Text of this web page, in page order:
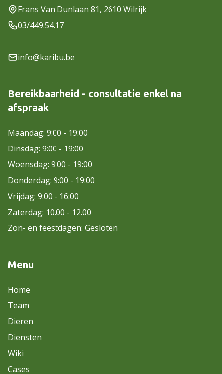
Frans Van Dunlaan 81, 2610 Wilrijk
03/449.54.17
info@karibu.be
Bereikbaarheid - consultatie enkel na
afspraak
Maandag: 9:00 - 19:00
Dinsdag: 9:00 - 19:00
Woensdag: 9:00 - 19:00
Donderdag: 9:00 - 19:00
Vrijdag: 9:00 - 16:00
Zaterdag: 10.00 - 12.00
Zon- en feestdagen: Gesloten
Menu
Home
Team
Dieren
Diensten
Wiki
Cases